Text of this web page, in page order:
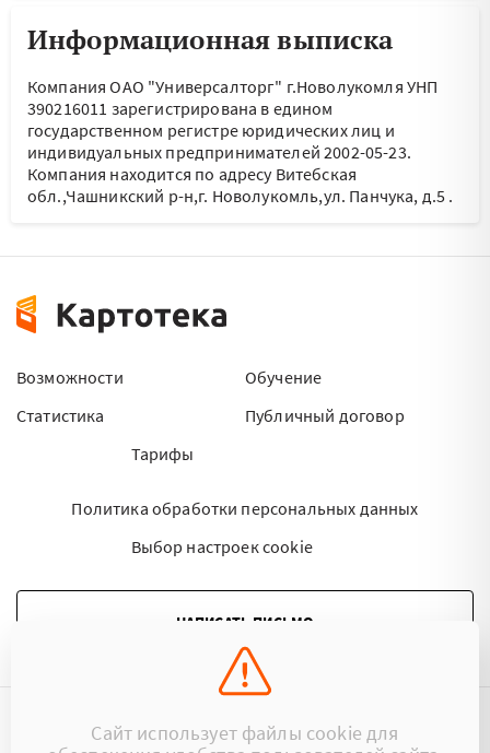
Информационная выписка
Компания ОАО "Универсалторг" г.Новолукомля УНП
390216011 зарегистрирована в едином
государственном регистре юридических лиц и
индивидуальных предпринимателей 2002-05-23.
Компания находится по адресу Витебская
обл.,Чашникский р-н,г. Новолукомль,ул. Панчука, д.5 .
Возможности
Статистика
Тарифы
Обучение
Публичный договор
Политика обработки персональных данных
Выбор настроек cookie
НАПИСАТЬ ПИСЬМО
©2015 - 2026 Kartoteka.by Все права защищены.
Сайт использует файлы cookie для